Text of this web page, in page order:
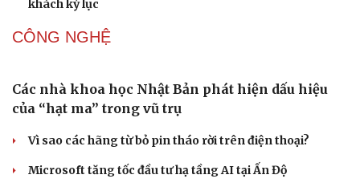
Văn hóa
Sân khấu - Điện ảnh
Âm nhạc
Nghệ sĩ
Sao Việt
quốc tế
Gia Lai
Hội chợ Du lịch quốc tế TP.HCM 2026 có quy mô lớn nhất
Bảo tàng Tưởng niệm Hòa bình tại Nhật Bản đón lượng
khách kỷ lục